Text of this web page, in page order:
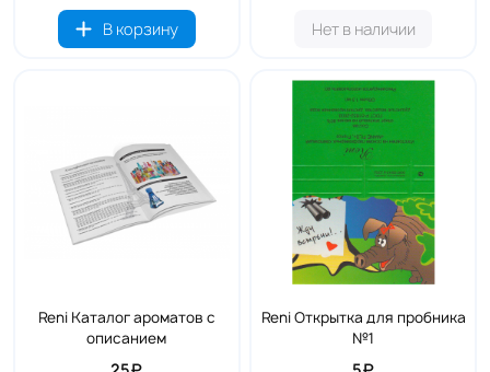
В корзину
Нет в наличии
Reni Каталог ароматов с
описанием
Reni Открытка для пробника
№1